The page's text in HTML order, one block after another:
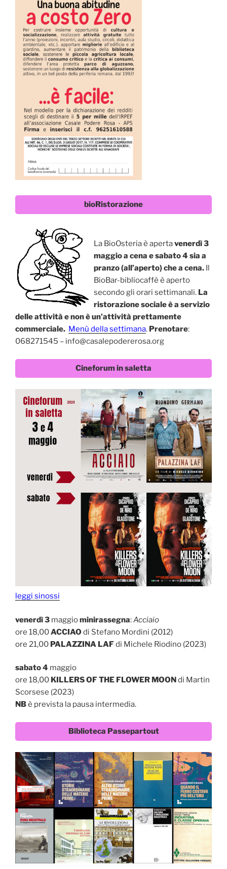
bioRistorazione
La BioOsteria è apertavenerdì 3
maggio a cena e sabato 4 sia a
pranzo (all’aperto) che a cena.
BioBar-bibliocaffè è aperto
secondo gli orari settimanali. La
ristorazione sociale è a servizio
delle attività e non è un’attività prettamente
commerciale. Menù della settimana. Prenotare:
068271545 – info@casalepodererosa.org
Cineforum in saletta
leggi sinossi
venerdì 3 maggiominirassegna:Acciaio
ore 18,00ACCIAO di Stefano Mordini (2012)
ore 21,00 PALAZZINA LAFdi Michele Riodino (2023)
sabato 4 maggio
ore 18,00 KILLERS OF THE FLOWER MOON di Martin
Scorsese (2023)
NBè prevista la pausa intermedia.
Biblioteca Passepartout